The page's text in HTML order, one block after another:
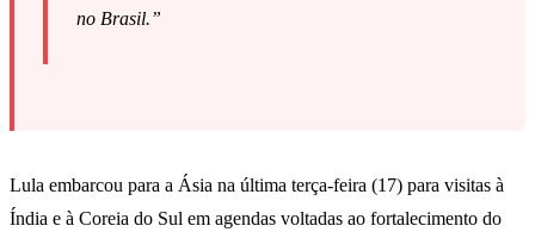
no Brasil.”
Lula embarcou para a Ásia na última terça-feira (17) para visitas à
Índia e à Coreia do Sul em agendas voltadas ao fortalecimento do